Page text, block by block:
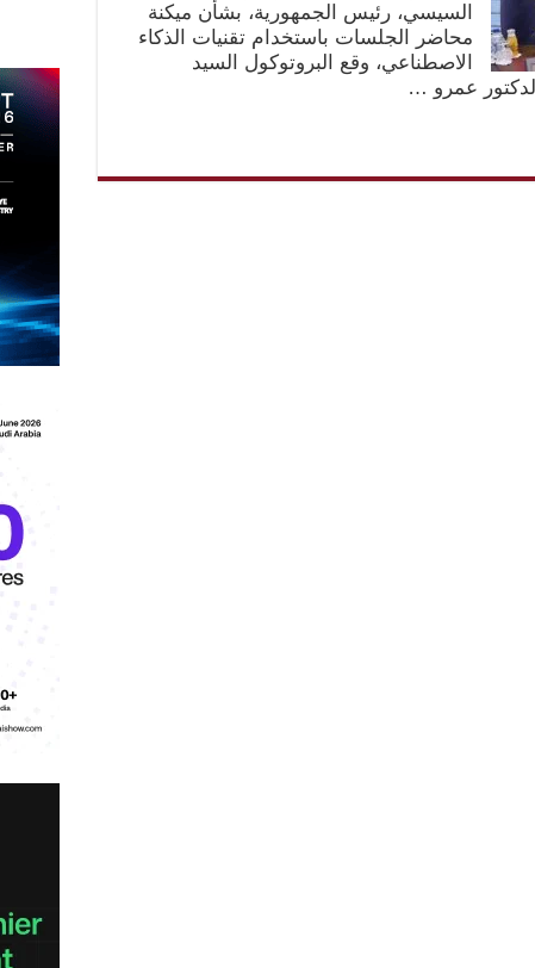
السيسي، رئيس الجمهورية، بشأن ميكنة
محاضر الجلسات باستخدام تقنيات الذكاء
الاصطناعي، وقع البروتوكول السيد
عمرو …